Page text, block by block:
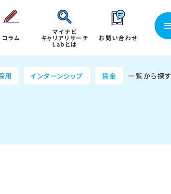
コラム
マイナビ
キャリアリサーチ
Labとは
お問い合わせ
用 インターンシップ 賃金 一覧から探す